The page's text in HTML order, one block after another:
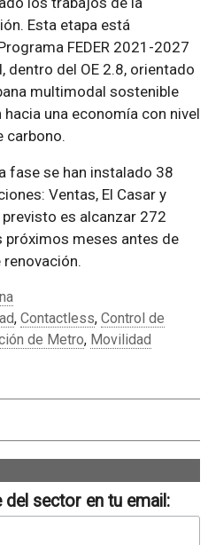
Esta etapa está
FEDER 2021-2027
dentro del OE 2.8, orientado
multimodal sostenible
una economía con nivel
carbono.
fase se han instalado 38
Ventas, El Casar y
es alcanzar 272
próximos meses antes de
, Contactless, Control de
de Metro, Movilidad
del sector en tu email: